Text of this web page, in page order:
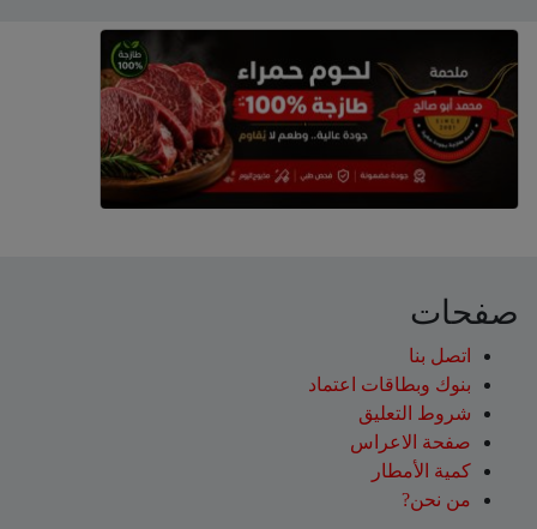
صفحات
اتصل بنا
بنوك وبطاقات اعتماد
شروط التعليق‎
صفحة الاعراس
كمية الأمطار
من نحن?